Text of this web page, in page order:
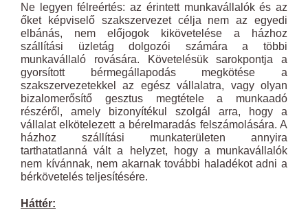
Ne legyen félreértés: az érintett munkavállalók és az
őket képviselő szakszervezet célja nem az egyedi
elbánás, nem előjogok kikövetelése a házhoz
szállítási üzletág dolgozói számára a többi
munkavállaló rovására. Követelésük sarokpontja a
gyorsított bérmegállapodás megkötése a
szakszervezetekkel az egész vállalatra, vagy olyan
bizalomerősítő gesztus megtétele a munkaadó
részéről, amely bizonyítékul szolgál arra, hogy a
vállalat elkötelezett a bérelmaradás felszámolására. A
házhoz szállítási munkaterületen annyira
tarthatatlanná vált a helyzet, hogy a munkavállalók
nem kívánnak, nem akarnak további haladékot adni a
bérkövetelés teljesítésére.
Háttér: